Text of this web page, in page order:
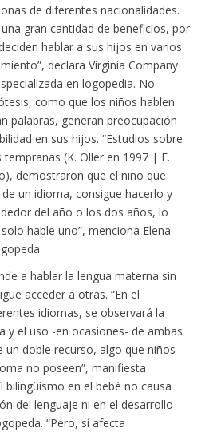
de diferentes nacionalidades.
gran cantidad de beneficios, por
hablar a sus hijos en varios
declara Virginia Company
en logopedia. No
como que los niños hablen
palabras, generan preocupación
en sus hijos. “Estudios sobre
tempranas (K. Oller en 1997 | F.
demostraron que el niño que
un idioma, consigue hacerlo y
del año o los dos años, lo
hable uno”, menciona Elena
a hablar la lengua materna sin
acceder a otras. “En el
idiomas, se observará la
y el uso -en ocasiones- de ambas
un doble recurso, algo que niños
no poseen”, manifiesta
bilingüismo en el bebé no causa
del lenguaje ni en el desarrollo
“Pero, sí afecta